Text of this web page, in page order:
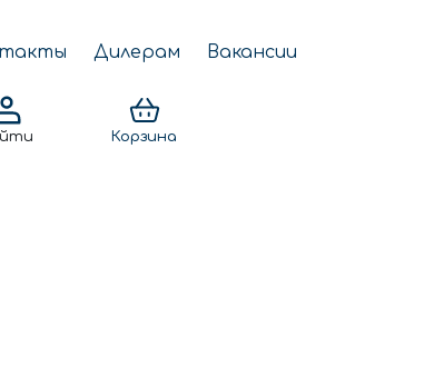
Дилерам Вакансии
Корзина